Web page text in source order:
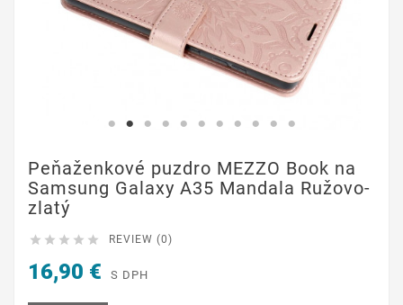
Peňaženkové puzdro MEZZO Book na
Samsung Galaxy A35 Mandala Ružovo-
zlatý
     REVIEW (0)
16,90 € S DPH